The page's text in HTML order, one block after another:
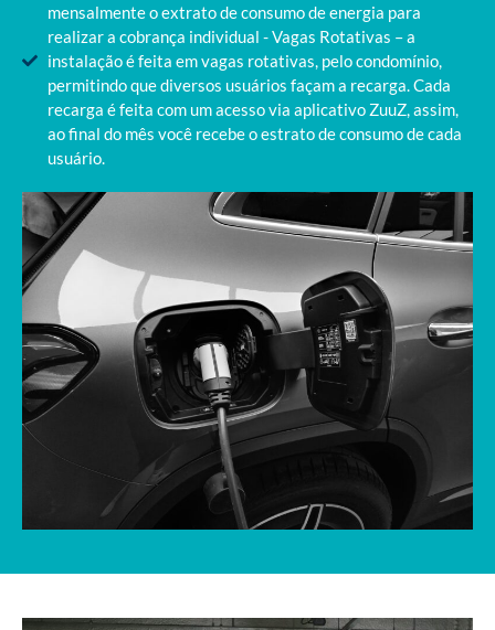
mensalmente o extrato de consumo de energia para
realizar a cobrança individual - Vagas Rotativas – a
instalação é feita em vagas rotativas, pelo condomínio,
permitindo que diversos usuários façam a recarga. Cada
recarga é feita com um acesso via aplicativo ZuuZ, assim,
ao final do mês você recebe o estrato de consumo de cada
usuário.